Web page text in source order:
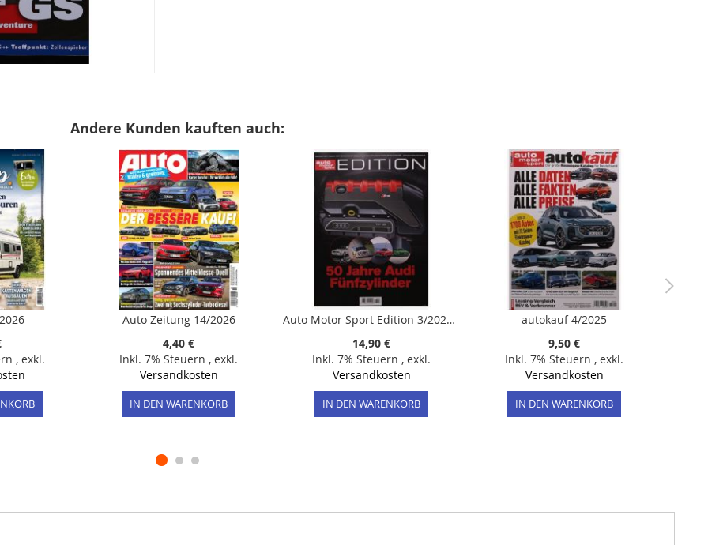
Andere Kunden kauften auch:
, exkl.
Auto Zeitung 14/2026
4,40 €
Inkl. 7% Steuern , exkl.
Versandkosten
IN DEN WARENKORB
Auto Motor Sport Edition 3/2026 "50 Jahre Audi Fünfzylinder"
14,90 €
Inkl. 7% Steuern , exkl.
Versandkosten
IN DEN WARENKORB
autokauf 4/2025
9,50 €
Inkl. 7% Steuern , exkl.
Versandkosten
IN DEN WARENKORB